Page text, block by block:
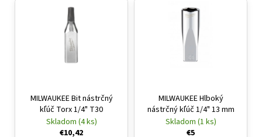
MILWAUKEE Bit nástrčný
kľúč Torx 1/4" T30
Skladom (4 ks)
€10,42
MILWAUKEE Hlboký
nástrčný kľúč 1/4" 13 mm
Skladom (1 ks)
€5